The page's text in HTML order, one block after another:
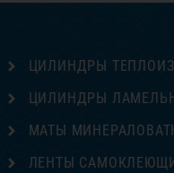
ЦИЛИНДРЫ
ЦИЛИНДРЫ
МАТЫ
ЛЕНТЫ